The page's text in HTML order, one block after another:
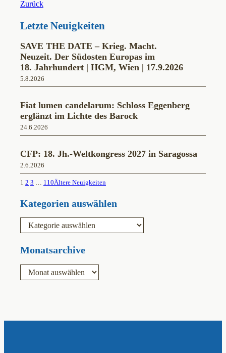
o
k
g
a
m
b
Zurück
Letzte Neuigkeiten
SAVE THE DATE – Krieg. Macht.
Neuzeit. Der Südosten Europas im
18. Jahrhundert | HGM, Wien | 17.9.2026
5.8.2026
Fiat lumen candelarum: Schloss Eggenberg
erglänzt im Lichte des Barock
24.6.2026
CFP: 18. Jh.-Weltkongress 2027 in Saragossa
2.6.2026
1 2 3 … 110Ältere Neuigkeiten
Kategorien auswählen
e
g
Monatsarchive
A